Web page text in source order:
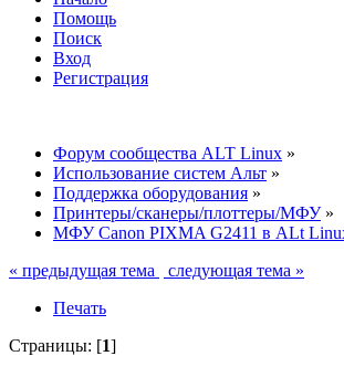
Помощь
Поиск
Вход
Регистрация
Форум сообщества ALT Linux »
Использование систем Альт »
Поддержка оборудования »
Принтеры/сканеры/плоттеры/МФУ»
МФУ Canon PIXMA G2411 в ALt Linux
« предыдущая тема
следующая тема »
Печать
Страницы: [1]